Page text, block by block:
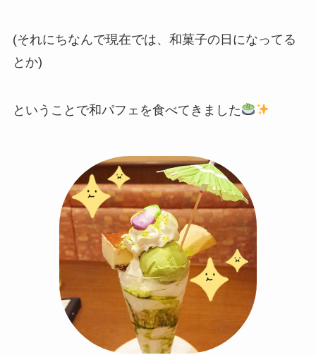
(それにちなんで現在では、和菓子の日になってる
とか)
ということで和パフェを食べてきました